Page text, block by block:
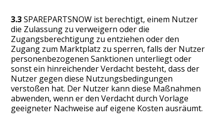
3.3SPAREPARTSNOW ist berechtigt, einem Nutzer
die Zulassung zu verweigern oder die
Zugangsberechtigung zu entziehen oder den
Zugang zum Marktplatz zu sperren, falls der Nutzer
personenbezogenen Sanktionen unterliegt oder
sonst ein hinreichender Verdacht besteht, dass der
Nutzer gegen diese Nutzungsbedingungen
verstoßen hat. Der Nutzer kann diese Maßnahmen
abwenden, wenn er den Verdacht durch Vorlage
geeigneter Nachweise auf eigene Kosten ausräumt.